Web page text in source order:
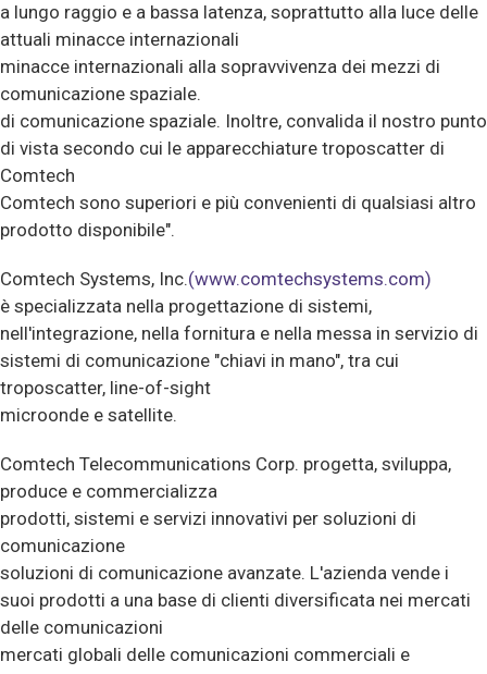
a lungo raggio e a bassa latenza, soprattutto alla luce delle
attuali minacce internazionali
minacce internazionali alla sopravvivenza dei mezzi di
comunicazione spaziale.
di comunicazione spaziale. Inoltre, convalida il nostro punto
di vista secondo cui le apparecchiature troposcatter di
Comtech
Comtech sono superiori e più convenienti di qualsiasi altro
prodotto disponibile".
Comtech Systems, Inc.(www.comtechsystems.com)
è specializzata nella progettazione di sistemi,
nell'integrazione, nella fornitura e nella messa in servizio di
sistemi di comunicazione "chiavi in mano", tra cui
troposcatter, line-of-sight
microonde e satellite.
Comtech Telecommunications Corp. progetta, sviluppa,
produce e commercializza
prodotti, sistemi e servizi innovativi per soluzioni di
comunicazione
soluzioni di comunicazione avanzate. L'azienda vende i
suoi prodotti a una base di clienti diversificata nei mercati
delle comunicazioni
mercati globali delle comunicazioni commerciali e